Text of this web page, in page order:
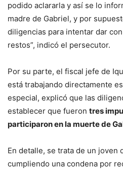
podido aclararla y así se lo
madre de Gabriel, y por
diligencias para intentar dar
restos”, indicó el persecutor.
Por su parte, el fiscal jefe de
está trabajando directamente
especial, explicó que las
establecer que fueron tres
participaron en la muerte de
En detalle, se trata de un joven
cumpliendo una condena por